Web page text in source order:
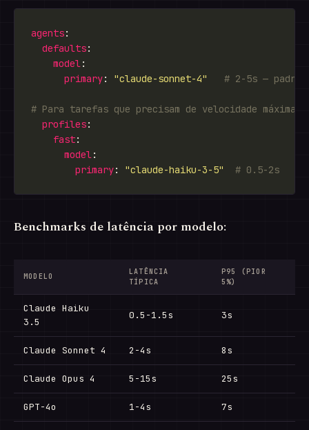
agents
defaults
model
primary: "claude-sonnet-4" # 2-5s — padrão
# Para tarefas que precisam de velocidade máxima:
profiles
fast
model
primary: "claude-haiku-3-5" # 0.5-2s
Benchmarks de latência por modelo:
MODELO
LATÊNCIA
TÍPICA
P95 (PIOR
5%)
Claude Haiku
3.5
0.5-1.5s 3s
Claude Sonnet 4 2-4s 8s
Claude Opus 4 5-15s 25s
GPT-4o 1-4s 7s